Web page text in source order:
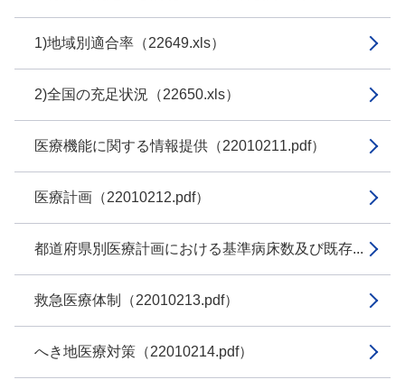
1)地域別適合率（22649.xls）
2)全国の充足状況（22650.xls）
医療機能に関する情報提供（22010211.pdf）
医療計画（22010212.pdf）
都道府県別医療計画における基準病床数及び既存...
救急医療体制（22010213.pdf）
へき地医療対策（22010214.pdf）